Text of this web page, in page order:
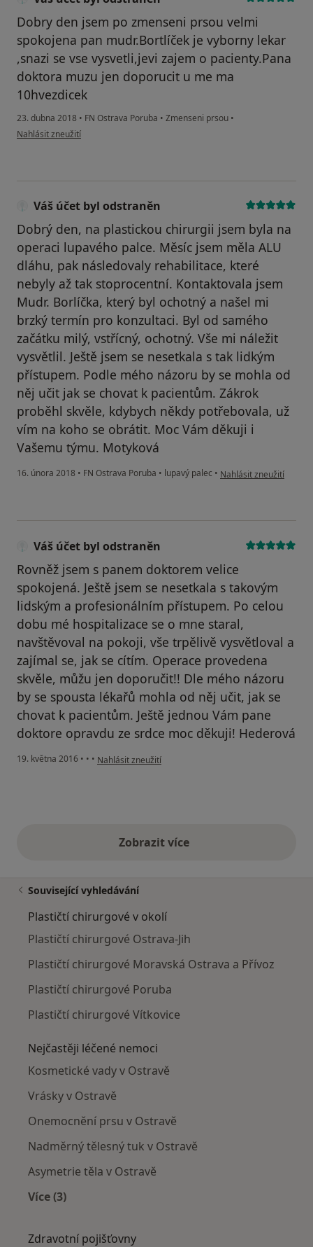
Dobry den jsem po zmenseni prsou velmi
spokojena pan mudr.Bortlíček je vyborny lekar
,snazi se vse vysvetli,jevi zajem o pacienty.Pana
doktora muzu jen doporucit u me ma
10hvezdicek
23. dubna 2018 • FN Ostrava Poruba • Zmenseni prsou •
podle názoru uživatele Váš účet byl odstraněn
Nahlásit zneužití
Váš účet byl odstraněn
Dobrý den, na plastickou chirurgii jsem byla na
operaci lupavého palce. Měsíc jsem měla ALU
dláhu, pak následovaly rehabilitace, které
nebyly až tak stoprocentní. Kontaktovala jsem
Mudr. Borlíčka, který byl ochotný a našel mi
brzký termín pro konzultaci. Byl od samého
začátku milý, vstřícný, ochotný. Vše mi náležit
vysvětlil. Ještě jsem se nesetkala s tak lidkým
přístupem. Podle mého názoru by se mohla od
něj učit jak se chovat k pacientům. Zákrok
proběhl skvěle, kdybych někdy potřebovala, už
vím na koho se obrátit. Moc Vám děkuji i
Vašemu týmu. Motyková
16. února 2018 • FN Ostrava Poruba • lupavý palec • podle názoru uživatele
Nahlásit zneužití
Váš účet byl odstraněn
Rovněž jsem s panem doktorem velice
spokojená. Ještě jsem se nesetkala s takovým
lidským a profesionálním přístupem. Po celou
dobu mé hospitalizace se o mne staral,
navštěvoval na pokoji, vše trpělivě vysvětloval a
zajímal se, jak se cítím. Operace provedena
skvěle, můžu jen doporučit!! Dle mého názoru
by se spousta lékařů mohla od něj učit, jak se
chovat k pacientům. Ještě jednou Vám pane
doktore opravdu ze srdce moc děkuji! Hederová
19. května 2016 • • • podle názoru uživatele Váš účet byl odstraněn
Nahlásit zneužití
Zobrazit vícevýše uvedené názory
Související vyhledávání
Plastičtí chirurgové v okolí
Plastičtí chirurgové Ostrava-Jih
Plastičtí chirurgové Moravská Ostrava a Přívoz
Plastičtí chirurgové Poruba
Plastičtí chirurgové Vítkovice
Nejčastěji léčené nemoci
Kosmetické vady v Ostravě
Vrásky v Ostravě
Onemocnění prsu v Ostravě
Nadměrný tělesný tuk v Ostravě
Asymetrie těla v Ostravě
Více (3)
Zdravotní pojišťovny